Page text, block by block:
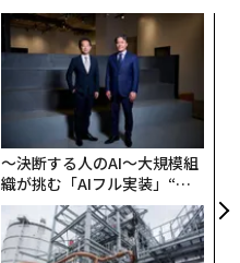
〜決断する人のAI〜大規模組
織が挑む「AIフル実装」“使
う”企業から“動く”企業へ【N
TTドコモビジネス×PwC】